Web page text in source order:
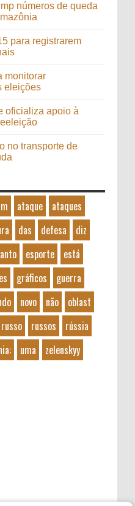
números de queda
para registrarem
monitorar
eleições
oficializa apoio à
no transporte de
ataque
ataques
das defesa
diz
esporte
está
gráficos
guerra
novo não
oblast
russo russos
rússia
uma zelenskyy